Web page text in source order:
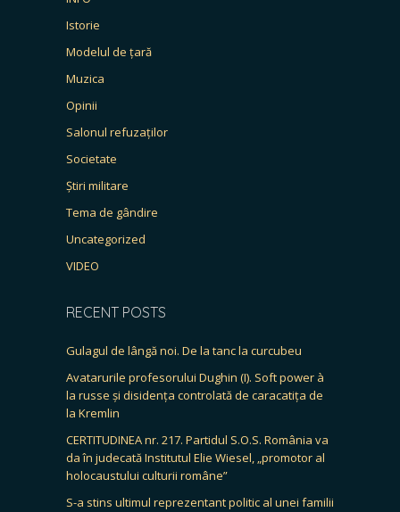
Istorie
Modelul de țară
Muzica
Opinii
Salonul refuzaților
Societate
Știri militare
Tema de gândire
Uncategorized
VIDEO
RECENT POSTS
Gulagul de lângă noi. De la tanc la curcubeu
Avatarurile profesorului Dughin (I). Soft power à
la russe și disidența controlată de caracatița de
la Kremlin
CERTITUDINEA nr. 217. Partidul S.O.S. România va
da în judecată Institutul Elie Wiesel, „promotor al
holocaustului culturii române”
S-a stins ultimul reprezentant politic al unei familii